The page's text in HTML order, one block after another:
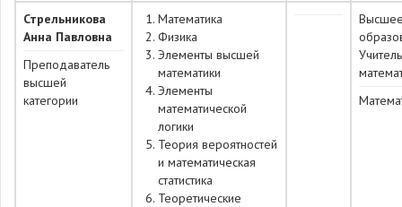
Стрельникова
Анна Павловна
Преподаватель
высшей
категории
Математика
Физика
Элементы высшей
математики
Элементы
математической
логики
Теория вероятностей
и математическая
статистика
Теоретические
Учитель